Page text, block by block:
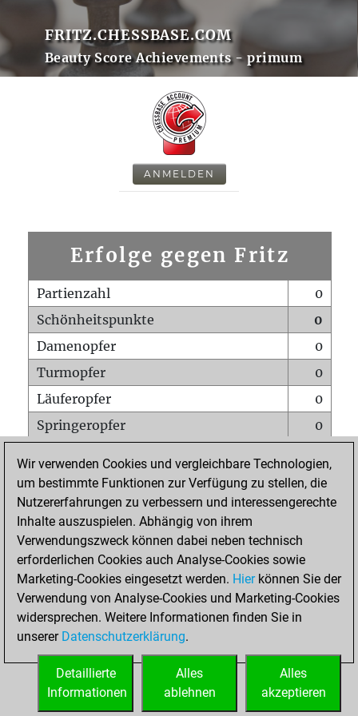
FRITZ.CHESSBASE.COM
Beauty Score Achievements - primum
ANMELDEN
Erfolge gegen Fritz
Partienzahl
0
Schönheitspunkte
0
Damenopfer
0
Turmopfer
0
Läuferopfer
0
Springeropfer
0
Matt auf vollem Brett
0
Bauer setzt Matt
0
Erstickte Matts
Unterverwandlungen
Türme auf der siebten
0
STARTSEITE
Wir verwenden Cookies und vergleichbare Technologien,
um bestimmte Funktionen zur Verfügung zu stellen, die
Nutzererfahrungen zu verbessern und interessengerechte
Inhalte auszuspielen. Abhängig von ihrem
Verwendungszweck können dabei neben technisch
erforderlichen Cookies auch Analyse-Cookies sowie
Marketing-Cookies eingesetzt werden. Hierkönnen Sie der
Verwendung von Analyse-Cookies und Marketing-Cookies
widersprechen. Weitere Informationen finden Sie in
unserer Datenschutzerklärung.
Alles
akzeptieren
Alles
ablehnen
Detaillierte
Informationen